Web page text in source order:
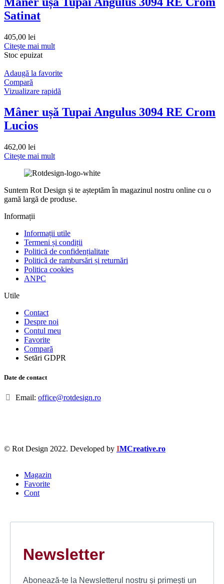
Satinat
405,00 lei
Citește mai mult
Stoc epuizat
Adaugă la favorite
Compară
Vizualizare rapidă
Mâner ușă Tupai Angulus 3094 RE Crom
Lucios
462,00 lei
Citește mai mult
Suntem Rot Design și te așteptăm în magazinul nostru online cu o
gamă largă de produse.
Informații
Informații utile
Termeni și condiții
Politică de confidențialitate
Politică de rambursări și returnări
Politica cookies
ANPC
Utile
Contact
Despre noi
Contul meu
Favorite
Compară
Setări GDPR
Date de contact
Email: office@rotdesign.ro
© Rot Design 2022. Developed by IMCreative.ro
Magazin
Favorite
Cont
Newsletter
Abonează-te la Newsletterul nostru și primești un